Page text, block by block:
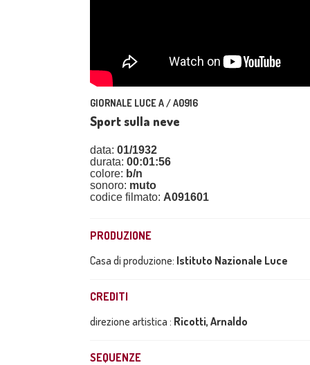
GIORNALE LUCE A / A0916
Sport sulla neve
data: 01/1932
durata: 00:01:56
colore: b/n
sonoro: muto
codice filmato: A091601
PRODUZIONE
Casa di produzione: Istituto Nazionale Luce
CREDITI
direzione artistica : Ricotti, Arnaldo
SEQUENZE